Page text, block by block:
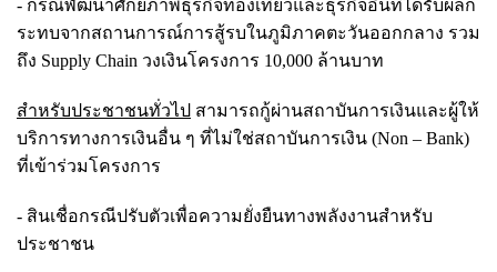
- กรณีพัฒนาศักยภาพธุรกิจท่องเที่ยวและธุรกิจอื่นที่ได้รับผลก
ระทบจากสถานการณ์การสู้รบในภูมิภาคตะวันออกกลาง รวม
ถึง Supply Chain วงเงินโครงการ 10,000 ล้านบาท
สำหรับประชาชนทั่วไป สามารถกู้ผ่านสถาบันการเงินและผู้ให้
บริการทางการเงินอื่น ๆ ที่ไม่ใช่สถาบันการเงิน (Non – Bank)
ที่เข้าร่วมโครงการ
- สินเชื่อกรณีปรับตัวเพื่อความยั่งยืนทางพลังงานสำหรับ
ประชาชน